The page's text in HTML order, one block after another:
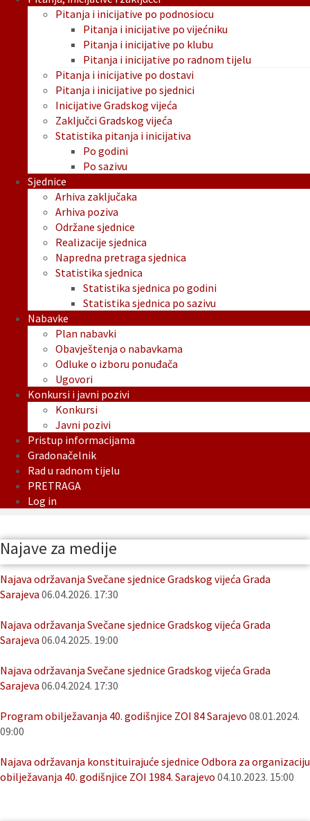
Pitanja i inicijative po podnosiocu
Pitanja i inicijative po vijećniku
Pitanja i inicijative po klubu
Pitanja i inicijative po radnom tijelu
Pitanja i inicijative po dostavi
Pitanja i inicijative po sjednici
Inicijative Gradskog vijeća
Zaključci Gradskog vijeća
Statistika pitanja i inicijativa
Po godini
Po sazivu
Sjednice
Arhiva zaključaka
Arhiva poziva
Održane sjednice
Realizacije sjednica
Napredna pretraga sjednica
Statistika sjednica
Statistika sjednica po godini
Statistika sjednica po sazivu
Nabavke
Plan nabavki
Obavještenja o nabavkama
Odluke o izboru ponuđača
Ugovori
Konkursi i javni pozivi
Konkursi
Javni pozivi
Pristup informacijama
Gradonačelnik
Rad u radnom tijelu
PRETRAGA
Log in
Najave za medije
Najava održavanja Svečane sjednice Gradskog vijeća Grada
Sarajeva 06.04.2026. 17:30
Najava održavanja Svečane sjednice Gradskog vijeća Grada
Sarajeva 06.04.2025. 19:00
Najava održavanja Svečane sjednice Gradskog vijeća Grada
Sarajeva 06.04.2024. 17:30
Program obilježavanja 40. godišnjice ZOI 84 Sarajevo 08.01.2024.
09:00
Najava održavanja konstituirajuće sjednice Odbora za organizaciju
obilježavanja 40. godišnjice ZOI 1984. Sarajevo 04.10.2023. 15:00